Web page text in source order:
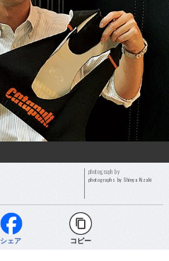
photograph by
photographs by Shinya Kizaki
シェア コピー